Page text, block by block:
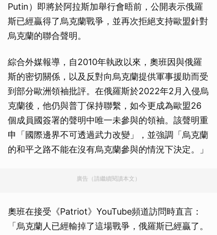
Putin）即將於阿拉斯加舉行會晤前，公開表示俄羅
斯已經贏得了烏克蘭戰爭，並再次拒絕支持歐盟針對
烏克蘭的聯合聲明。
綜合外媒報導，自2010年執政以來，奧班因與俄羅
斯的密切關係，以及反對向烏克蘭提供軍事援助而受
到部分歐洲領袖批評。在俄羅斯於2022年2月入侵烏
克蘭後，他仍與普丁保持聯繫，如今更成為歐盟26
個成員國簽署的聲明中唯一未參與的領袖。該聲明重
申「國際邊界不可透過武力改變」，並強調「烏克蘭
的和平之路不能在沒有烏克蘭參與的情況下決定。」
廣告（請繼續閱讀本文）
奧班在接受《Patriot》YouTube頻道訪問時直言：
「烏克蘭人已經輸掉了這場戰爭，俄羅斯已經贏了。